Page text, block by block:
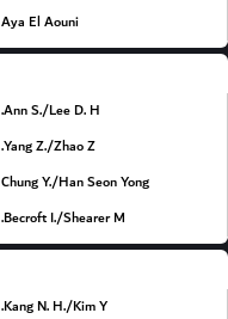
Aya El Aouni
Ann S./Lee D. H.
Yang Z./Zhao Z.
Chung Y./Han Seon Yong
Becroft I./Shearer M.
Kang N. H./Kim Y.